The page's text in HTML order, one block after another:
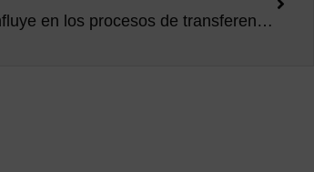
Investigamos cómo la calidad del agua influye en los procesos de transferencia del atún rojo de acuicultura